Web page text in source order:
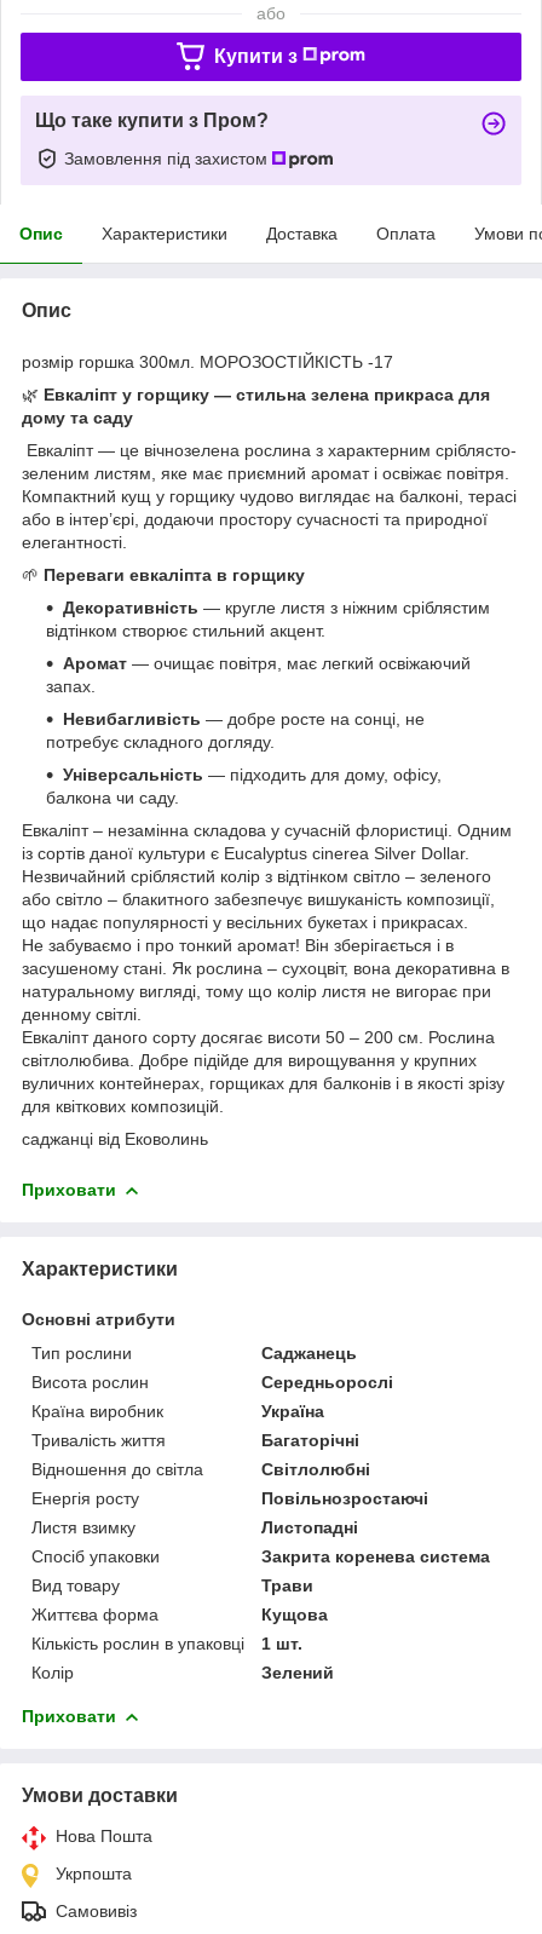
або
Купити з
Що таке купити з Пром?
Замовлення під захистом
Опис Характеристики Доставка Оплата Умови
Опис
розмір горшка 300мл. МОРОЗОСТІЙКІСТЬ -17
🌿 Евкаліпт у горщику — стильна зелена прикраса для
дому та саду
Евкаліпт — це вічнозелена рослина з характерним сріблясто-
зеленим листям, яке має приємний аромат і освіжає повітря.
Компактний кущ у горщику чудово виглядає на балконі, терасі
або в інтер’єрі, додаючи простору сучасності та природної
елегантності.
🌱 Переваги евкаліпта в горщику
Декоративність — кругле листя з ніжним сріблястим
відтінком створює стильний акцент.
Аромат — очищає повітря, має легкий освіжаючий
запах.
Невибагливість — добре росте на сонці, не
потребує складного догляду.
Універсальність — підходить для дому, офісу,
балкона чи саду.
Евкаліпт – незамінна складова у сучасній флористиці. Одним
із сортів даної культури є Eucalyptus cinerea Silver Dollar.
Незвичайний сріблястий колір з відтінком світло – зеленого
або світло – блакитного забезпечує вишуканість композиції,
що надає популярності у весільних букетах і прикрасах.
Не забуваємо і про тонкий аромат! Він зберігається і в
засушеному стані. Як рослина – сухоцвіт, вона декоративна в
натуральному вигляді, тому що колір листя не вигорає при
денному світлі.
Евкаліпт даного сорту досягає висоти 50 – 200 см. Рослина
світлолюбива. Добре підійде для вирощування у крупних
вуличних контейнерах, горщиках для балконів і в якості зрізу
для квіткових композицій.
саджанці від Ековолинь
Приховати
Характеристики
Основні атрибути
Тип рослини
Саджанець
Висота рослин
Середньорослі
Країна виробник
Україна
Тривалість життя
Багаторічні
Відношення до світла
Світлолюбні
Енергія росту
Повільнозростаючі
Листя взимку
Листопадні
Спосіб упаковки
Закрита коренева система
Вид товару
Трави
Життєва форма
Кущова
Кількість рослин в упаковці
1 шт.
Колір
Зелений
Приховати
Умови доставки
Нова Пошта
Укрпошта
Самовивіз